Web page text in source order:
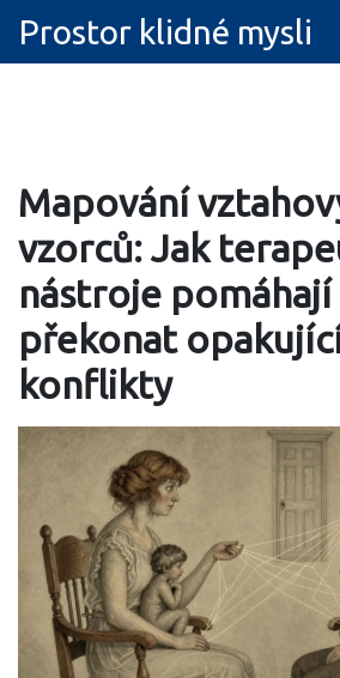
Prostor klidné mysli
Mapování
vzorců: Jak
nástroje
překonat
konflikty